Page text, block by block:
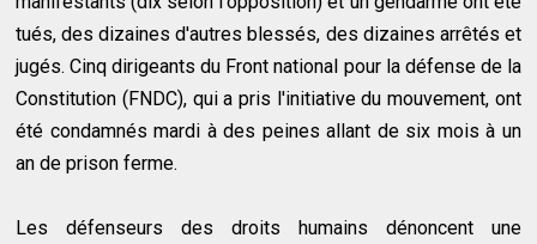
tués, des dizaines d'autres blessés, des dizaines arrêtés et
jugés. Cinq dirigeants du Front national pour la défense de la
Constitution (FNDC), qui a pris l'initiative du mouvement, ont
été condamnés mardi à des peines allant de six mois à un
an de prison ferme.
Les défenseurs des droits humains dénoncent une